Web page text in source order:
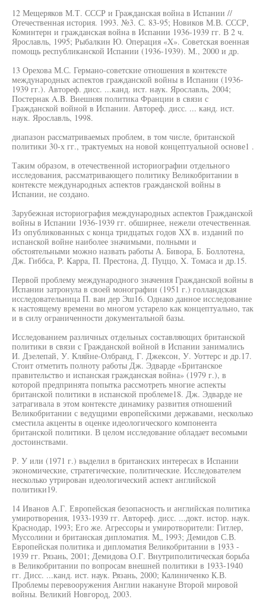
12 Мещеряков М.Т. СССР и Гражданская война в Испании //
Отечественная история. 1993. №3. С. 83-95; Новиков М.В. СССР,
Коминтерн и гражданская война в Испании 1936-1939 гг. В 2 ч.
Ярославль, 1995; Рыбалкин Ю. Операция «X». Советская военная
помощь республиканской Испании (1936-1939). M., 2000 и др.
13 Орехова М.С. Германо-советские отношения в контексте
международных аспектов гражданской войны в Испании (1936-
1939 гг.). Автореф. дисс. ...канд. ист. наук. Ярославль, 2004;
Постернак A.B. Внешняя политика Франции в связи с
Гражданской войной в Испании. Автореф. дисс. ... канд. ист.
наук. Ярославль, 1998.
диапазон рассматриваемых проблем, в том числе, британской
политики 30-х гг., трактуемых на новой концептуальной основе1 .
Таким образом, в отечественной историографии отдельного
исследования, рассматривающего политику Великобритании в
контексте международных аспектов гражданской войны в
Испании, не создано.
Зарубежная историография международных аспектов Гражданской
войны в Испании 1936-1939 гг. обширнее, нежели отечественная.
Из опубликованных с конца тридцатых годов XX в. изданий по
испанской войне наиболее значимыми, полными и
обстоятельными можно назвать работы А. Бивора, Б. Боллотена,
Дж. Гиббса, P. Kappa, П. Престона, Д. Пуццо, X. Томаса и др.15.
Первой проблему международного значения Гражданской войны в
Испании затронула в своей монографии (1951 г.) голландская
исследовательница П. ван дер Эш16. Однако данное исследование
к настоящему времени во многом устарело как концептуально, так
и в силу ограниченности документальной базы.
Исследованием различных отдельных составляющих британской
политики в связи с Гражданской войной в Испании занимались
И. Дзелепай, У. Кляйне-Олбранд, Г. Джексон, У. Уоттерс и др.17.
Стоит отметить полноту работы Дж. Эдварде «Британское
правительство и испанская гражданская война» (1979 г.), в
которой предпринята попытка рассмотреть многие аспекты
британской политики в испанской проблеме18. Дж. Эдварде не
затрагивала в этом контексте динамику развития отношений
Великобритании с ведущими европейскими державами, несколько
сместила акценты в оценке идеологического компонента
британской политики. В целом исследование обладает весомыми
достоинствами.
Р. У или (1971 г.) выделил в британских интересах в Испании
экономические, стратегические, политические. Исследователем
несколько утрирован идеологический аспект английской
политики19.
14 Иванов А.Г. Европейская безопасность и английская политика
умиротворения, 1933-1939 гг. Автореф. дисс. ...докт. истор. наук.
Краснодар, 1993; Его же. Агрессоры и умиротворители: Гитлер,
Муссолини и британская дипломатия. М„ 1993; Демидов С.В.
Европейская политика и дипломатия Великобритании в 1933 -
1939 гг. Рязань, 2001; Демидова О.Г. Внутриполитическая борьба
в Великобритании по вопросам внешней политики в 1933-1940
гг. Дисс. ...канд. ист. наук. Рязань, 2000; Калиниченко К.В.
Проблемы перевооружения Англии накануне Второй мировой
войны. Великий Новгород, 2003.